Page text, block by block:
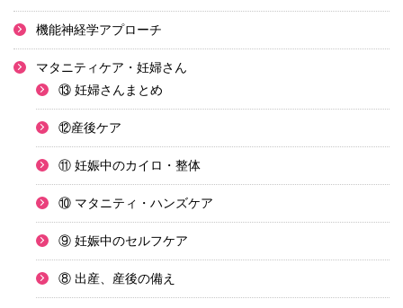
機能神経学アプローチ
マタニティケア・妊婦さん
⑬ 妊婦さんまとめ
⑫産後ケア
⑪ 妊娠中のカイロ・整体
⑩ マタニティ・ハンズケア
⑨ 妊娠中のセルフケア
⑧ 出産、産後の備え